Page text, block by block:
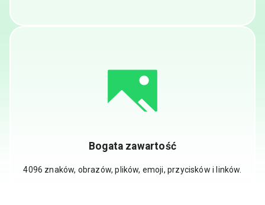
Bogata zawartość
4096 znaków, obrazów, plików, emoji, przycisków i linków.